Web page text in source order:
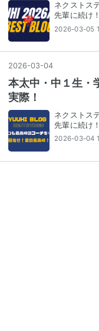
ネクストス
先輩に続け
2026-03-05
2026-03-04
本太中・中１生・
実際！
ネクストス
先輩に続け
2026-03-04